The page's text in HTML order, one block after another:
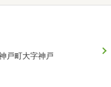
戸町大字神戸